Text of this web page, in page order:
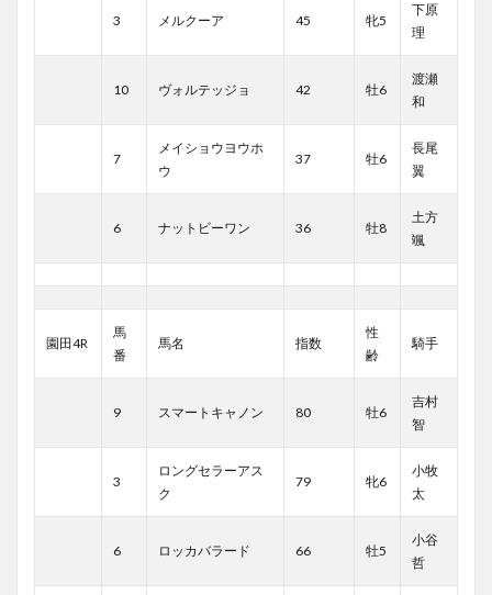
3 メルクーア 45 牝5
下原
理
10 ヴォルテッジョ 42 牡6
渡瀬
和
7
メイショウヨウホ
ウ
37 牡6
長尾
翼
6 ナットビーワン 36 牡8
土方
颯
園田4R
馬
番
馬名 指数
性
齢
騎手
9 スマートキャノン 80 牡6
吉村
智
3
ロングセラーアス
ク
79 牝6
小牧
太
6 ロッカバラード 66 牡5
小谷
哲